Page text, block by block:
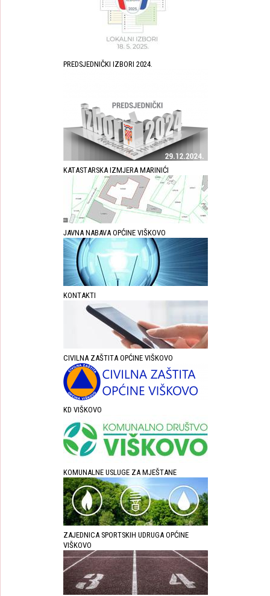
PREDSJEDNIČKI IZBORI 2024.
KATASTARSKA IZMJERA MARINIĆI
JAVNA NABAVA OPĆINE VIŠKOVO
KONTAKTI
CIVILNA ZAŠTITA OPĆINE VIŠKOVO
KD VIŠKOVO
KOMUNALNE USLUGE ZA MJEŠTANE
ZAJEDNICA SPORTSKIH UDRUGA OPĆINE
VIŠKOVO